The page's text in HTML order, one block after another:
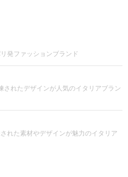
発ファッションブランド
されたデザインが人気のイタリアブラン
れた素材やデザインが魅力のイタリア